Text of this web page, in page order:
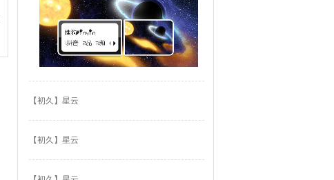
【初久】星云
【初久】星云